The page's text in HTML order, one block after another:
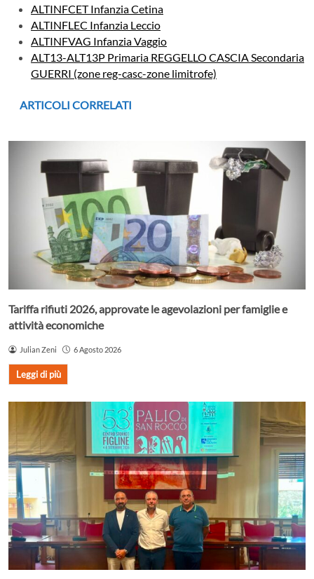
ALTINFCET Infanzia Cetina
ALTINFLEC Infanzia Leccio
ALTINFVAG Infanzia Vaggio
ALT13-ALT13P Primaria REGGELLO CASCIA Secondaria
GUERRI (zone reg-casc-zone limitrofe)
ARTICOLI CORRELATI
Tariffa rifiuti 2026, approvate le agevolazioni per famiglie e
attività economiche
Julian Zeni 6 Agosto 2026
Leggi di più